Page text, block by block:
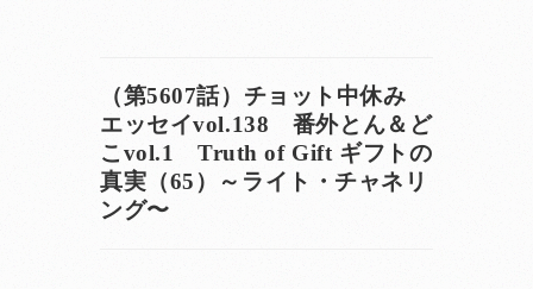
（第5607話）チョット中休み
エッセイvol.138 番外とん＆ど
こvol.1 Truth of Gift ギフトの
真実（65）～ライト・チャネリ
ング〜